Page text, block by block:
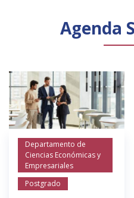
Agenda
Departamento de
Ciencias Económicas y
Empresariales
Postgrado